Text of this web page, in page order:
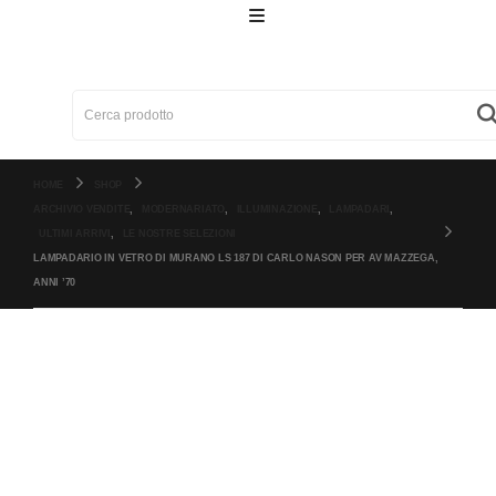
LAMPADARIO IN VETRO DI MURANO LS 187 DI CARLO NASON PER AV MAZZEGA,
ANNI ’70